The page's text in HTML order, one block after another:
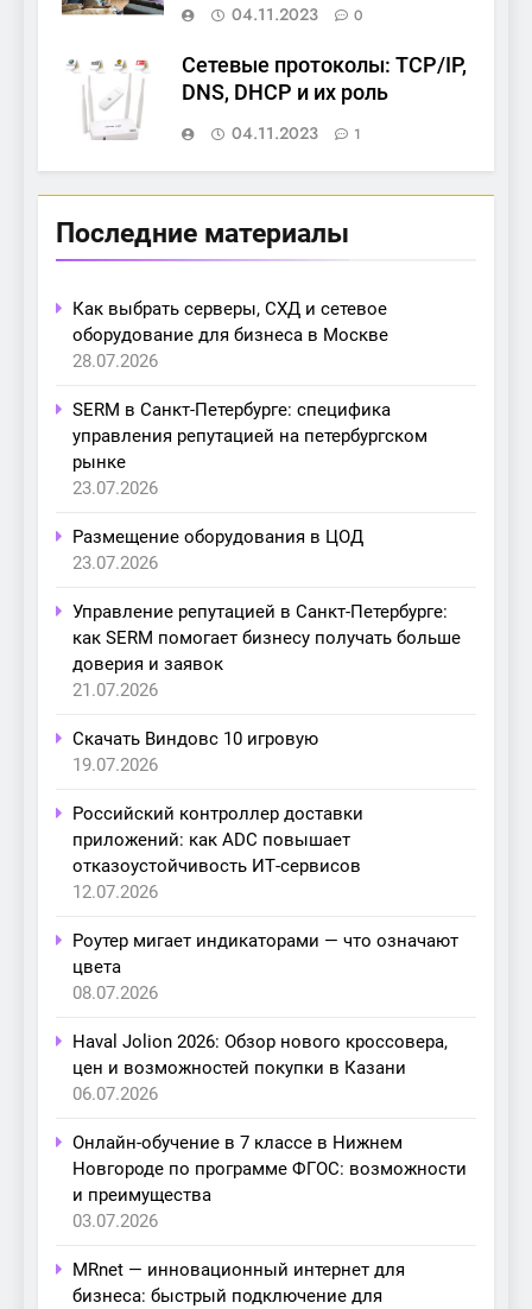
04.11.2023
0
Сетевые протоколы: TCP/IP,
DNS, DHCP и их роль
04.11.2023
1
Последние материалы
Как выбрать серверы, СХД и сетевое
оборудование для бизнеса в Москве
28.07.2026
SERM в Санкт-Петербурге: специфика
управления репутацией на петербургском
рынке
23.07.2026
Размещение оборудования в ЦОД
23.07.2026
Управление репутацией в Санкт-Петербурге:
как SERM помогает бизнесу получать больше
доверия и заявок
21.07.2026
Скачать Виндовс 10 игровую
19.07.2026
Российский контроллер доставки
приложений: как ADC повышает
отказоустойчивость ИТ-сервисов
12.07.2026
Роутер мигает индикаторами — что означают
цвета
08.07.2026
Haval Jolion 2026: Обзор нового кроссовера,
цен и возможностей покупки в Казани
06.07.2026
Онлайн-обучение в 7 классе в Нижнем
Новгороде по программе ФГОС: возможности
и преимущества
03.07.2026
MRnet — инновационный интернет для
бизнеса: быстрый подключение для